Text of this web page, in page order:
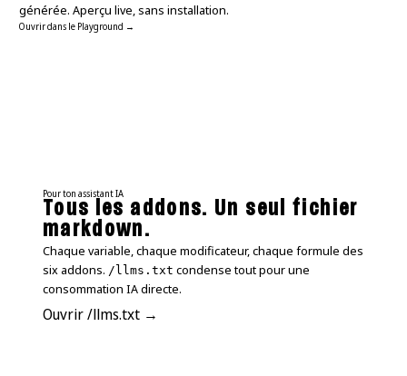
générée. Aperçu live, sans installation.
Ouvrir dans le Playground →
Pour ton assistant IA
Tous les addons. Un seul fichier
markdown.
Chaque variable, chaque modificateur, chaque formule des
six addons. /llms.txt condense tout pour une
consommation IA directe.
Ouvrir /llms.txt →